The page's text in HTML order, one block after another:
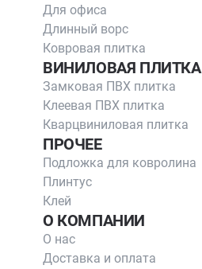
Для офиса
Длинный ворс
Ковровая плитка
ВИНИЛОВАЯ ПЛИТКА
Замковая ПВХ плитка
Клеевая ПВХ плитка
Кварцвиниловая плитка
ПРОЧЕЕ
Подложка для ковролина
Плинтус
Клей
О КОМПАНИИ
О нас
Доставка и оплата